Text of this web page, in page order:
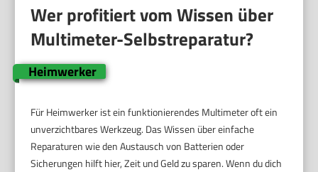
Wer profitiert vom Wissen über
Multimeter-Selbstreparatur?
Heimwerker
Für Heimwerker ist ein funktionierendes Multimeter oft ein
unverzichtbares Werkzeug. Das Wissen über einfache
Reparaturen wie den Austausch von Batterien oder
Sicherungen hilft hier, Zeit und Geld zu sparen. Wenn du dich